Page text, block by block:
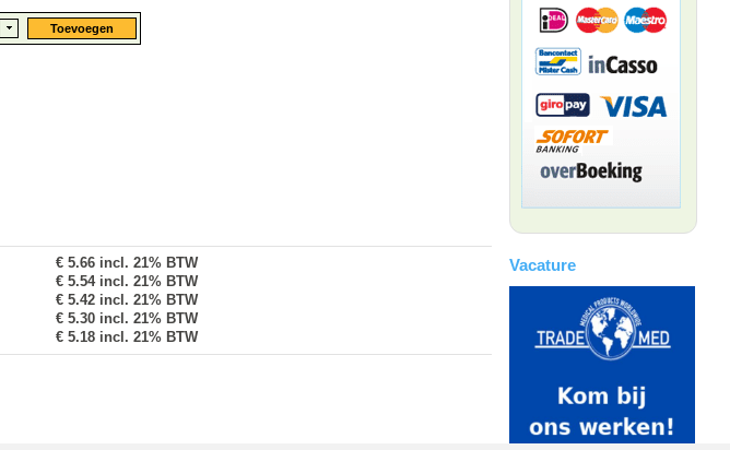
Vacature
€ 5.66 incl. 21% BTW
€ 5.54 incl. 21% BTW
€ 5.42 incl. 21% BTW
€ 5.30 incl. 21% BTW
€ 5.18 incl. 21% BTW